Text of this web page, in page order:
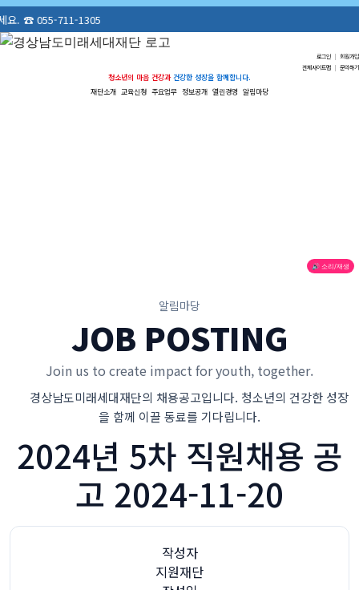
1305
로그인 | 회원가입
전체사이트맵 | 문의하기
청소년의 마음 건강과 건강한 성장을 함께합니다.
재단소개 교육신청 주요업무 정보공개 열린경영 알림마당
🔊 소리/재생
알림마당
JOB POSTING
Join us to create impact for youth, together.
경상남도미래세대재단의 채용공고입니다. 청소년의 건강한 성장
을 함께 이끌 동료를 기다립니다.
2024년 5차 직원채용 공
고 2024-11-20
작성자
지원재단